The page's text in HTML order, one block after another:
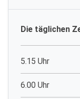
Die täglichen
5.15 Uhr
6.00 Uhr